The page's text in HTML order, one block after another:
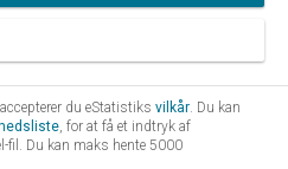
du eStatistiks vilkår. Du kan
, for at få et indtryk af
fil. Du kan maks hente 5000